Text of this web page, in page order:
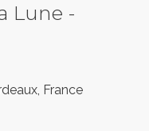
Lune -
France